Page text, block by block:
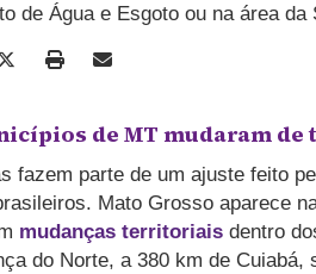
de Água e Esgoto ou na área
de MT mudaram de
fazem parte de um ajuste feito
Mato Grosso aparece
mudanças territoriais dentro
do Norte, a 380 km de